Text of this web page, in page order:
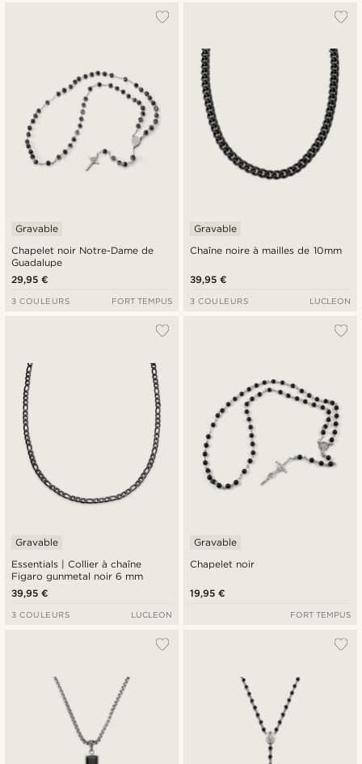
Chapelet noir Notre-Dame de
Guadalupe
Gravable
29,95 €
3 COULEURS FORT TEMPUS
Chaîne noire à mailles de 10mm
Gravable
39,95 €
3 COULEURS LUCLEON
Essentials | Collier à chaîne
Figaro gunmetal noir 6 mm
Gravable
39,95 €
3 COULEURS LUCLEON
Chapelet noir
Gravable
19,95 €
FORT TEMPUS